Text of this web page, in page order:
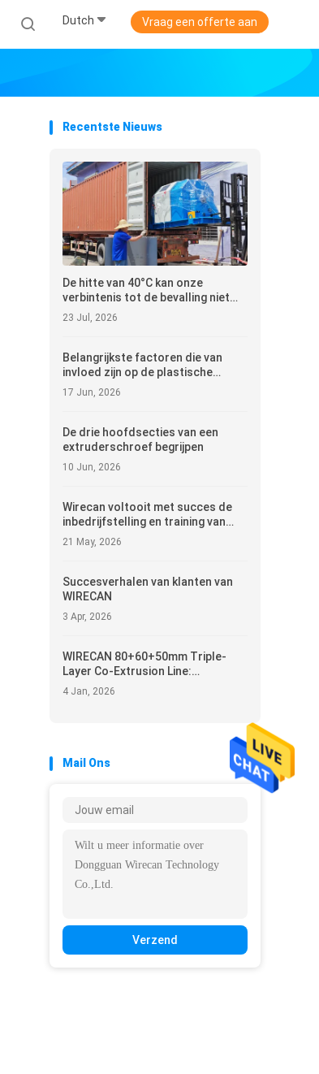
Dutch Vraag een offerte aan
Recentste Nieuws
De hitte van 40°C kan onze
verbintenis tot de bevalling niet
belemmeren
23 Jul, 2026
Belangrijkste factoren die van
invloed zijn op de plastische
kwaliteit bij de extrusie van kabels
en glasvezels
17 Jun, 2026
De drie hoofdsecties van een
extruderschroef begrijpen
10 Jun, 2026
Wirecan voltooit met succes de
inbedrijfstelling en training van
80+70 kabelextrusielijnen in India
21 May, 2026
Succesverhalen van klanten van
WIRECAN
3 Apr, 2026
WIRECAN 80+60+50mm Triple-
Layer Co-Extrusion Line:
Engineering de toekomst van
Multi-Layer Cabling
4 Jan, 2026
Mail Ons
Verzend